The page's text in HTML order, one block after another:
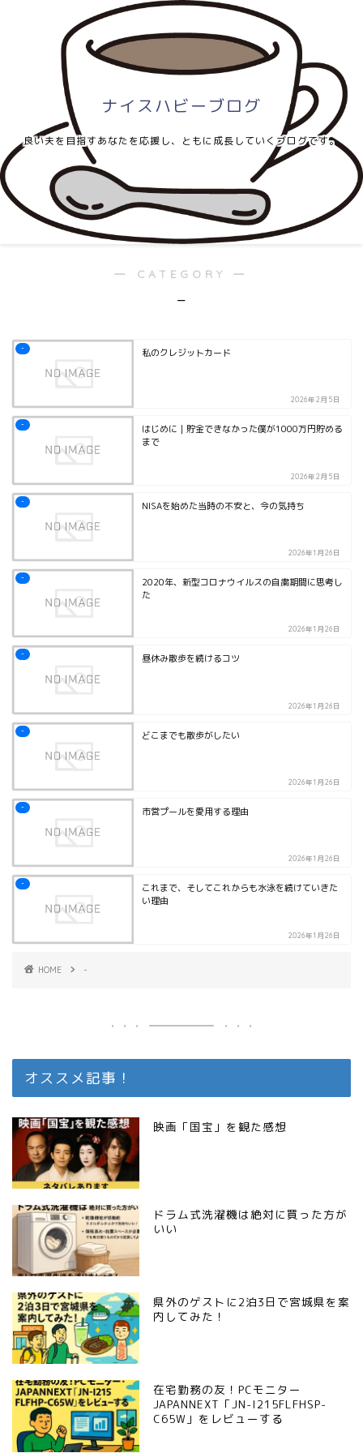
ナイスハビーブログ
良い夫を目指すあなたを応援し、ともに成長していくブログです。
― CATEGORY ―
–
- 私のクレジットカード
2026年2月5日
-
はじめに｜貯金できなかった僕が1000万円貯める
まで
2026年2月5日
- NISAを始めた当時の不安と、今の気持ち
2026年1月26日
-
2020年、新型コロナウイルスの自粛期間に思考し
た
2026年1月26日
- 昼休み散歩を続けるコツ
2026年1月26日
- どこまでも散歩がしたい
2026年1月26日
- 市営プールを愛用する理由
2026年1月26日
-
これまで、そしてこれからも水泳を続けていきた
い理由
2026年1月26日
HOME -
オススメ記事！
映画「国宝」を観た感想
ドラム式洗濯機は絶対に買った方が
いい
県外のゲストに2泊3日で宮城県を案
内してみた！
在宅勤務の友！PCモニター
JAPANNEXT「JN-I215FLFHSP-
C65W」をレビューする